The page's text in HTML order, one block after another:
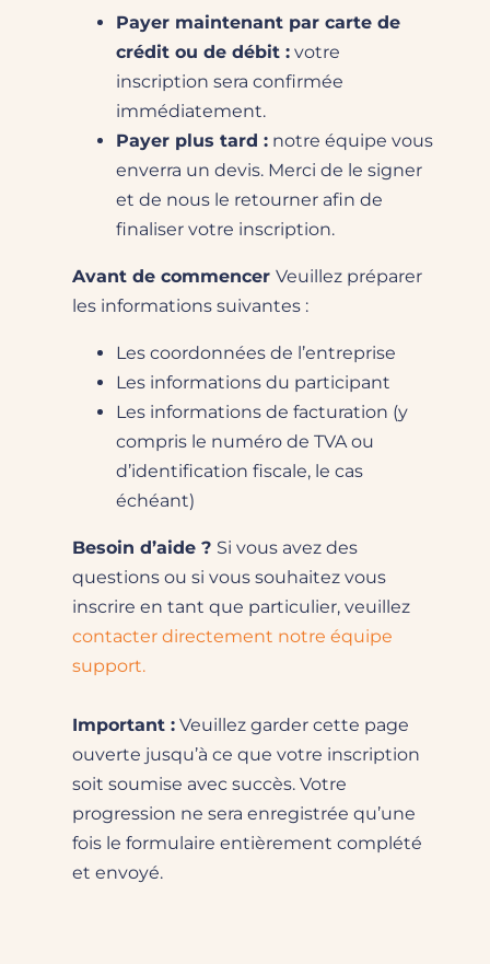
Payer maintenant par carte de
crédit ou de débit : votre
inscription sera confirmée
immédiatement.
Payer plus tard : notre équipe vous
enverra un devis. Merci de le signer
et de nous le retourner afin de
finaliser votre inscription.
Avant de commencer Veuillez préparer
les informations suivantes :
Les coordonnées de l’entreprise
Les informations du participant
Les informations de facturation (y
compris le numéro de TVA ou
d’identification fiscale, le cas
échéant)
Besoin d’aide ? Si vous avez des
questions ou si vous souhaitez vous
inscrire en tant que particulier, veuillez
contacter directement notre équipe
support.
Important : Veuillez garder cette page
ouverte jusqu’à ce que votre inscription
soit soumise avec succès. Votre
progression ne sera enregistrée qu’une
fois le formulaire entièrement complété
et envoyé.